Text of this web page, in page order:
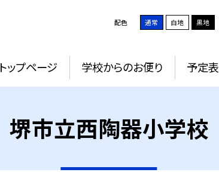
配色 通常 白地 黒地
トップページ 学校からのお便り 予定表
堺市立西陶器小学校